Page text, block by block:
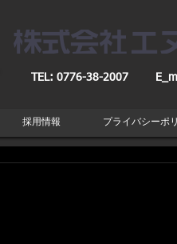
TEL: 0776-38-2007
採用情報 プライバシーポ